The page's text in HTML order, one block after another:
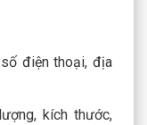
điện thoại, địa
kích thước,